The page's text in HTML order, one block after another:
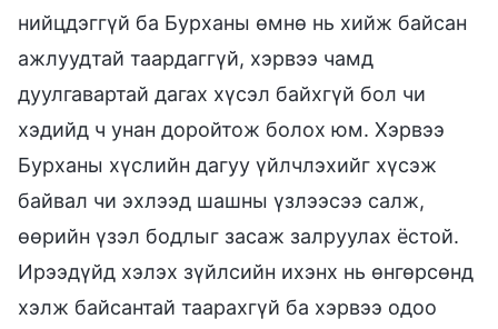
нийцдэггүй ба Бурханы өмнө нь хийж байсан
ажлуудтай таардаггүй, хэрвээ чамд
дуулгавартай дагах хүсэл байхгүй бол чи
хэдийд ч унан доройтож болох юм. Хэрвээ
Бурханы хүслийн дагуу үйлчлэхийг хүсэж
байвал чи эхлээд шашны үзлээсээ салж,
өөрийн үзэл бодлыг засаж залруулах ёстой.
Ирээдүйд хэлэх зүйлсийн ихэнх нь өнгөрсөнд
хэлж байсантай таарахгүй ба хэрвээ одоо